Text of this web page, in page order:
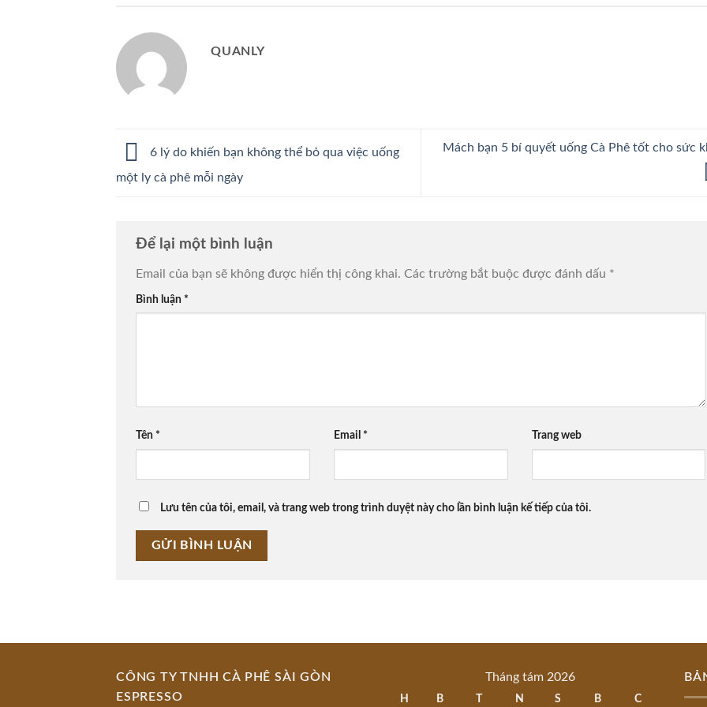
QUANLY
6 lý do khiến bạn không thể bỏ qua việc uống
một ly cà phê mỗi ngày
Mách bạn 5 bí quyết uống Cà Phê tốt cho sức
Để lại một bình luận
Email của bạn sẽ không được hiển thị công khai. Các trường bắt buộc được đánh dấu *
Bình luận *
Tên * Email * Trang web
Lưu tên của tôi, email, và trang web trong trình duyệt này cho lần bình luận kế tiếp của tôi.
CÔNG TY TNHH CÀ PHÊ SÀI GÒN
ESPRESSO
Tháng tám 2026
H B T N S B C